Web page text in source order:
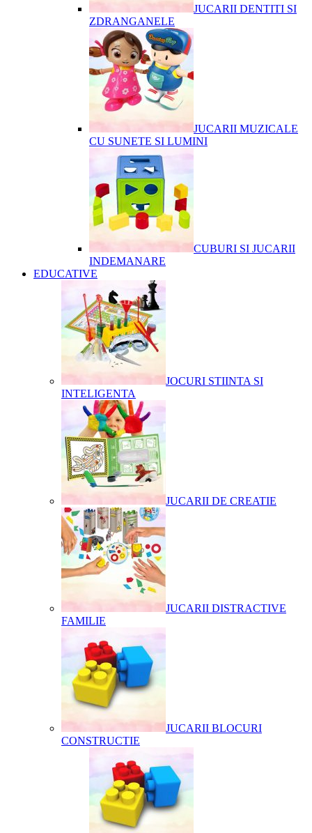
JUCARII DENTITI SI
ZDRANGANELE
JUCARII MUZICALE
CU SUNETE SI LUMINI
CUBURI SI JUCARII
INDEMANARE
EDUCATIVE
JOCURI STIINTA SI
INTELIGENTA
JUCARII DE CREATIE
JUCARII DISTRACTIVE
FAMILIE
JUCARII BLOCURI
CONSTRUCTIE